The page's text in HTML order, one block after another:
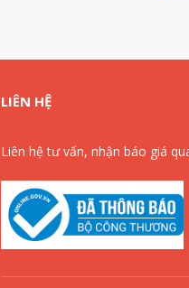
LIÊN HỆ
Liên hệ tư vấn, nhận báo giá